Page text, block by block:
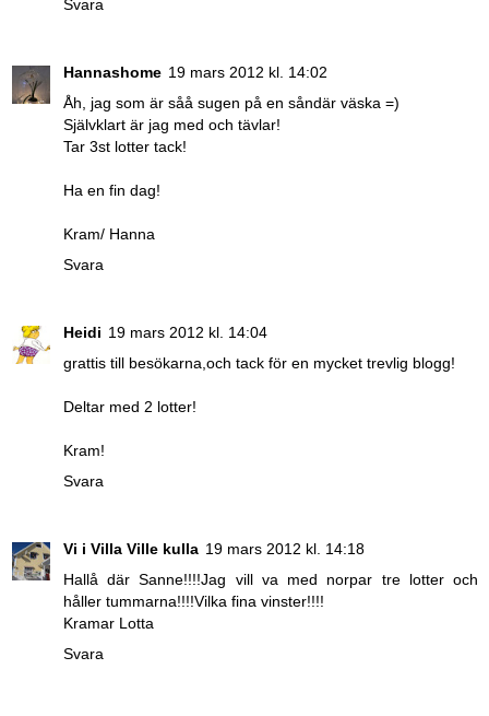
Svara
Hannashome 19 mars 2012 kl. 14:02
Åh, jag som är såå sugen på en såndär väska =)
Självklart är jag med och tävlar!
Tar 3st lotter tack!
Ha en fin dag!
Kram/ Hanna
Svara
Heidi 19 mars 2012 kl. 14:04
grattis till besökarna,och tack för en mycket trevlig blogg!
Deltar med 2 lotter!
Kram!
Svara
Vi i Villa Ville kulla 19 mars 2012 kl. 14:18
Hallå där Sanne!!!!Jag vill va med norpar tre lotter och
håller tummarna!!!!Vilka fina vinster!!!!
Kramar Lotta
Svara